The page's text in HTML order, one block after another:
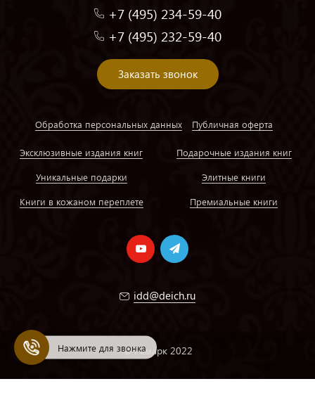
+7 (495) 234-59-40
+7 (495) 232-59-40
Заказать звонок
Обработка персональных данных Публичная оферта
Эксклюзивные издания книг
Уникальные подарки
Книги в кожаном переплете
Подарочные издания книг
Элитные книги
Премиальные книги
idd@deich.ru
© Ремарк 2022
Нажмите для звонка